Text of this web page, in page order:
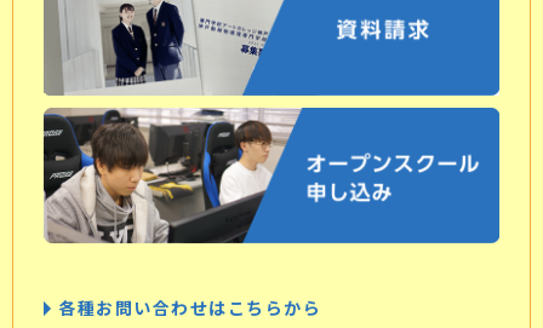
各種お問い合わせはこちらから